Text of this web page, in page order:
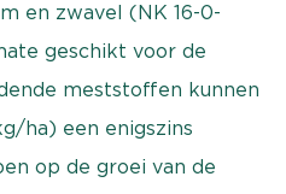
en zwavel (NK 16-0-
geschikt voor de
meststoffen kunnen
ha) een enigszins
op de groei van de